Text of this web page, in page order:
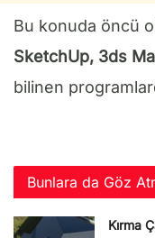
Bu konuda öncü
SketchUp, 3ds
bilinen
Bunlara da Göz
Kırma